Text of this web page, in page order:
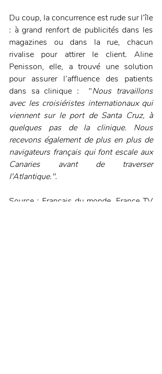
Du coup, la concurrence est rude sur l’île
: à grand renfort de publicités dans les
magazines ou dans la rue, chacun
rivalise pour attirer le client. Aline
Penisson, elle, a trouvé une solution
pour assurer l’affluence des patients
dans sa clinique :  "Nous travaillons
avec les croisiéristes internationaux qui
viennent sur le port de Santa Cruz, à
quelques pas de la clinique. Nous
recevons également de plus en plus de
navigateurs français qui font escale aux
Canaries avant de traverser
l'Atlantique.".
Source : Français du monde, France TV